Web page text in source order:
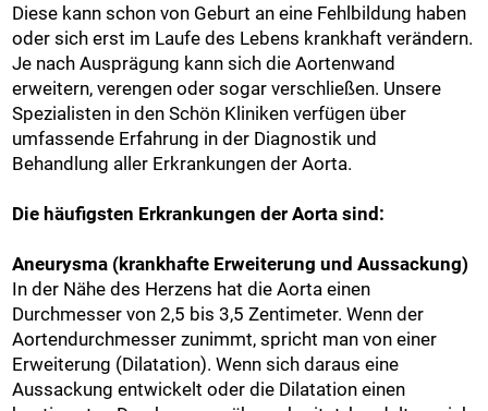
Diese kann schon von Geburt an eine Fehlbildung haben
oder sich erst im Laufe des Lebens krankhaft verändern.
Je nach Ausprägung kann sich die Aortenwand
erweitern, verengen oder sogar verschließen. Unsere
Spezialisten in den Schön Kliniken verfügen über
umfassende Erfahrung in der Diagnostik und
Behandlung aller Erkrankungen der Aorta.
Die häufigsten Erkrankungen der Aorta sind:
Aneurysma (krankhafte Erweiterung und Aussackung)
In der Nähe des Herzens hat die Aorta einen
Durchmesser von 2,5 bis 3,5 Zentimeter. Wenn der
Aortendurchmesser zunimmt, spricht man von einer
Erweiterung (Dilatation). Wenn sich daraus eine
Aussackung entwickelt oder die Dilatation einen